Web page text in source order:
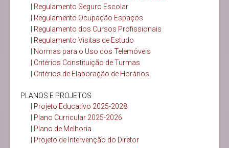
| Regulamento Seguro Escolar
| Regulamento Ocupação Espaços
| Regulamento dos Cursos Profissionais
| Regulamento Visitas de Estudo
| Normas para o Uso dos Telemóveis
| Critérios Constituição de Turmas
| Critérios de Elaboração de Horários
PLANOS E PROJETOS
| Projeto Educativo 2025-2028
| Plano Curricular 2025-2026
| Plano de Melhoria
| Projeto de Intervenção do Diretor